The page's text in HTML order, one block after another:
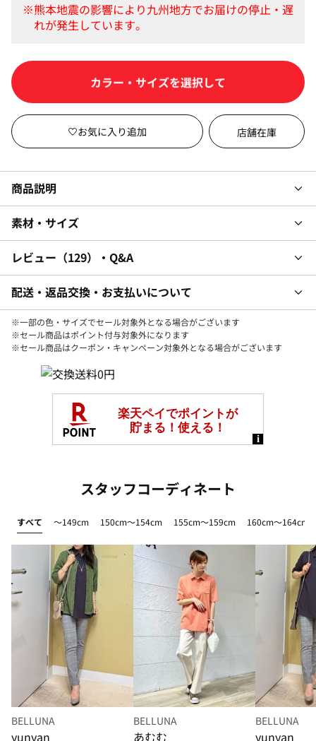
カラー・サイズを選択して
店舗在庫
商品説明
素材・サイズ
レビュー 129 ・Q&A
配送・返品交換・お支払いについて
※一部の色・サイズでセール対象外となる場合がございます
※セール商品はポイント付与対象外になります
※セール商品はクーポン・キャンペーン対象外となる場合がございます
スタッフコーディネート
すべて ～149cm 150cm～154cm 155cm～159cm 160cm～164cm
BELLUNA
yunyan
BELLUNA
あむむ
BELLUNA
yunyan